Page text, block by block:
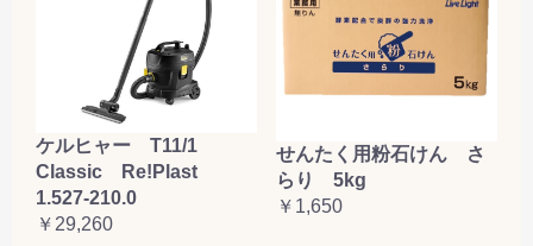
ケルヒャー T11/1
Classic Re!Plast
1.527-210.0
￥29,260
せんたく用粉石けん さ
らり 5kg
￥1,650